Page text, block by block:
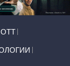
ОТТ